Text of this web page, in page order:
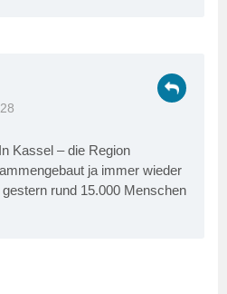
Kassel – die Region
ja immer wieder
rund 15.000 Menschen